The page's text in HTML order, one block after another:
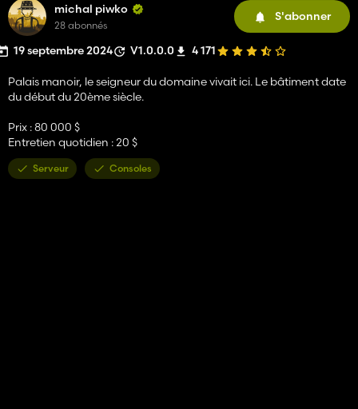
michal piwko
28 abonnés
S'abonner
19 septembre 2024 V1.0.0.0 4 171
Palais manoir, le seigneur du domaine vivait ici. Le bâtiment date
du début du 20ème siècle.
Prix ​​: 80 000 $
Entretien quotidien : 20 $
Serveur Consoles